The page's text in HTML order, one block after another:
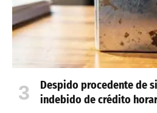
Despido procedente de
indebido de crédito